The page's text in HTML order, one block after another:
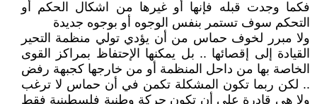
فكما وجدت قبله فإنها أو غيرها من اشكال الحكم أو
التحكم سوف تستمر بنفس الوجوه أو بوجوه جديدة
ولا مبرر لخوف حماس من أن يؤدي تولي منظمة التحير
القيادة إلى إقصائها .. بل يمكنها الإحتفاظ بمراكز القوى
الخاصة بها من داحل المنظمة أو من خارجها كجبهة رفض
.. لكن ربما تكون المشكلة تكمن في أن حماس لا ترغب
ولا هي قادرة على أن تكون حركة وطنية فلسطينية فقط